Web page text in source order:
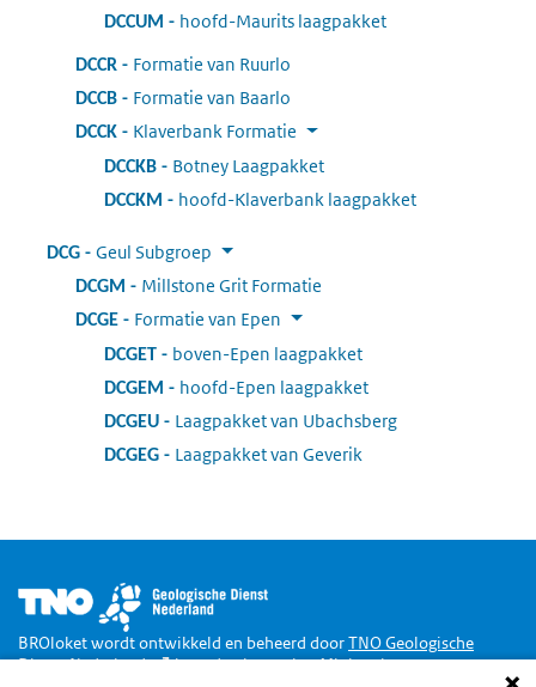
DCCUM
hoofd-Maurits laagpakket
DCCR Formatie van Ruurlo
DCCB Formatie van Baarlo
DCCK Klaverbank Formatie
DCCKB Botney Laagpakket
DCCKM hoofd-Klaverbank laagpakket
DCG Geul Subgroep
DCGM Millstone Grit Formatie
DCGE Formatie van Epen
DCGET boven-Epen laagpakket
DCGEM hoofd-Epen laagpakket
DCGEU Laagpakket van Ubachsberg
DCGEG Laagpakket van Geverik
Afbeelding
BROloket wordt ontwikkeld en beheerd doorTNO Geologische
Dienst Nederland
in opdracht van hetMinisterie van